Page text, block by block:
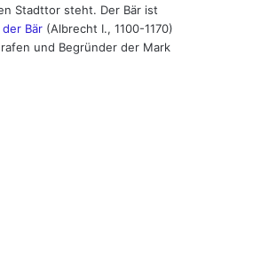
Stadttor steht. Der Bär ist
Bär (Albrecht I., 1100-1170)
und Begründer der Mark